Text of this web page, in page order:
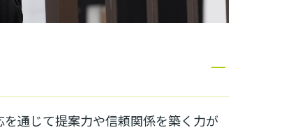
通じて提案力や信頼関係を築く力が